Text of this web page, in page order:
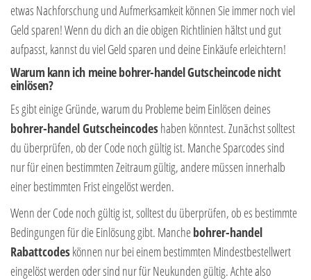
etwas Nachforschung und Aufmerksamkeit können Sie immer noch viel
Geld sparen! Wenn du dich an die obigen Richtlinien hältst und gut
aufpasst, kannst du viel Geld sparen und deine Einkäufe erleichtern!
Warum kann ich meine bohrer-handel Gutscheincode nicht
einlösen?
Es gibt einige Gründe, warum du Probleme beim Einlösen deines
bohrer-handel Gutscheincodeshaben könntest. Zunächst solltest
du überprüfen, ob der Code noch gültig ist. Manche Sparcodes sind
nur für einen bestimmten Zeitraum gültig, andere müssen innerhalb
einer bestimmten Frist eingelöst werden.
Wenn der Code noch gültig ist, solltest du überprüfen, ob es bestimmte
Bedingungen für die Einlösung gibt. Manchebohrer-handel
Rabattcodeskönnen nur bei einem bestimmten Mindestbestellwert
eingelöst werden oder sind nur für Neukunden gültig. Achte also